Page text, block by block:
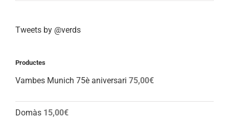
Tweets by @verds
Productes
Vambes Munich 75è aniversari 75,00€
Domàs 15,00€